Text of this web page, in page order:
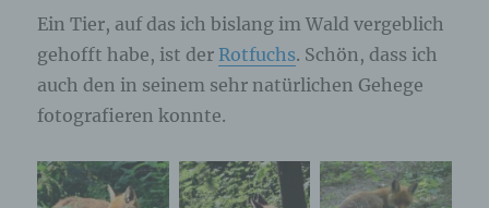
Ein Tier, auf das ich bislang im Wald vergeblich
gehofft habe, ist der Rotfuchs. Schön, dass ich
auch den in seinem sehr natürlichen Gehege
fotografieren konnte.